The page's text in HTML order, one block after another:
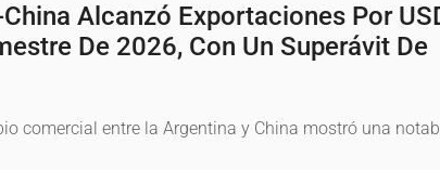
Alcanzó Exportaciones Por
De 2026, Con Un Superávit De
comercial entre la Argentina y China mostró una